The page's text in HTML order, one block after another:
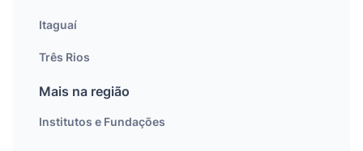
Itaguaí
Três Rios
Mais na região
Institutos e Fundações